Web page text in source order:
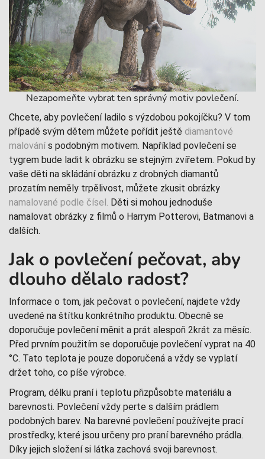
Nezapomeňte vybrat ten správný motiv povlečení.
Chcete, aby povlečení ladilo s výzdobou pokojíčku? V tom
případě svým dětem můžete pořídit ještě diamantové
malovánís podobným motivem. Například povlečení se
tygrem bude ladit k obrázku se stejným zvířetem. Pokud by
vaše děti na skládání obrázku z drobných diamantů
prozatím neměly trpělivost, můžete zkusit obrázky
namalované podle čísel. Děti si mohou jednoduše
namalovat obrázky z filmů o Harrym Potterovi, Batmanovi a
dalších.
Jak o povlečení pečovat, aby
dlouho dělalo radost?
Informace o tom, jak pečovat o povlečení, najdete vždy
uvedené na štítku konkrétního produktu. Obecně se
doporučuje povlečení měnit a prát alespoň 2krát za měsíc.
Před prvním použitím se doporučuje povlečení vyprat na 40
°C. Tato teplota je pouze doporučená a vždy se vyplatí
držet toho, co píše výrobce.
Program, délku praní i teplotu přizpůsobte materiálu a
barevnosti. Povlečení vždy perte s dalším prádlem
podobných barev. Na barevné povlečení používejte prací
prostředky, které jsou určeny pro praní barevného prádla.
Díky jejich složení si látka zachová svoji barevnost.